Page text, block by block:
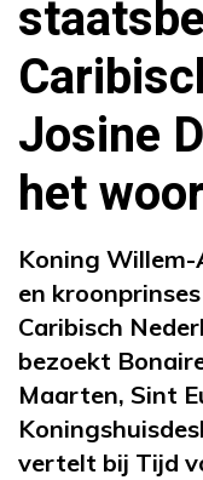
Josine
het
Koning
en
Caribisch
bezoekt
Maarten, Sint
vertelt bij Tijd